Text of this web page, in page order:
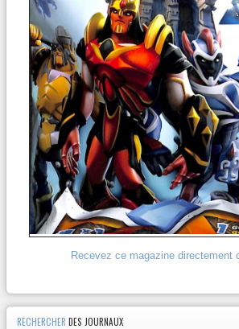
Recevez ce magazine directement
RECHERCHER DES JOURNAUX